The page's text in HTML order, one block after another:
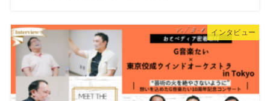
インタビュー